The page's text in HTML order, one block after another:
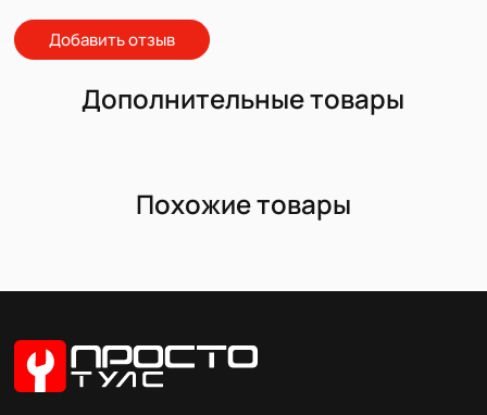
Добавить отзыв
Дополнительные товары
Похожие товары